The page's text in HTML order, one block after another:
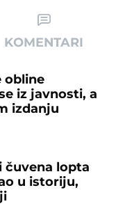
KOMENTARI
obline
iz javnosti, a
izdanju
čuvena lopta
u istoriju,